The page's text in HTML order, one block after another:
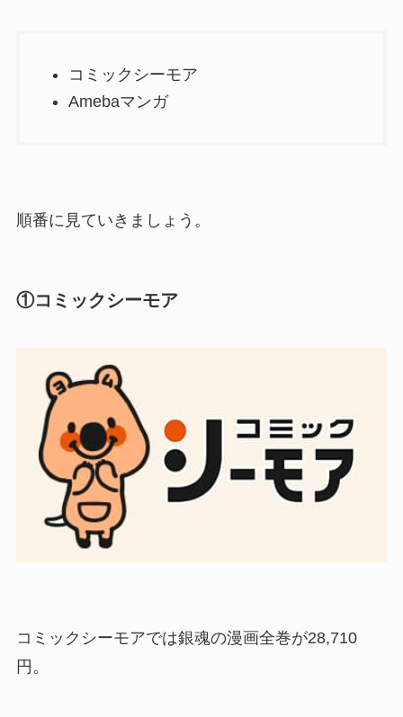
コミックシーモア
Amebaマンガ
順番に見ていきましょう。
①コミックシーモア
コミックシーモアでは銀魂の漫画全巻が28,710
円。